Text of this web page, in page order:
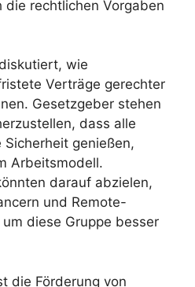
die rechtlichen Vorgaben
wie
Verträge gerechter
Gesetzgeber stehen
dass alle
genießen,
Arbeitsmodell.
darauf abzielen,
und Remote-
diese Gruppe besser
die Förderung von